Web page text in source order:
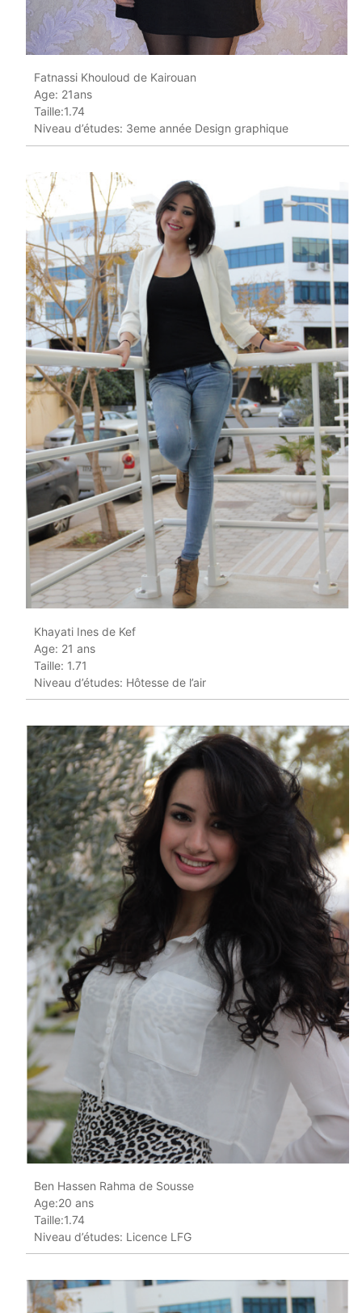
Fatnassi Khouloud de Kairouan
Age: 21ans
Taille:1.74
Niveau d’études: 3eme année Design graphique
Khayati Ines de Kef
Age: 21 ans
Taille: 1.71
Niveau d’études: Hôtesse de l’air
Ben Hassen Rahma de Sousse
Age:20 ans
Taille:1.74
Niveau d’études: Licence LFG